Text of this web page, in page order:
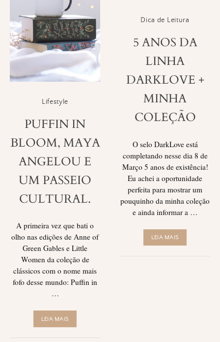
Lifestyle
PUFFIN IN
BLOOM, MAYA
ANGELOU E
UM PASSEIO
CULTURAL.
A primeira vez que bati o
olho nas edições de Anne of
Green Gables e Little
Women da coleção de
clássicos com o nome mais
fofo desse mundo: Puffin in
…
LEIA MAIS
Dica de Leitura
5 ANOS DA
LINHA
DARKLOVE +
MINHA
COLEÇÃO
O selo DarkLove está
completando nesse dia 8 de
Março 5 anos de existência!
Eu achei a oportunidade
perfeita para mostrar um
pouquinho da minha coleção
e ainda informar a …
LEIA MAIS